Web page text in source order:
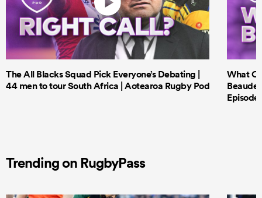
The All Blacks Squad Pick Everyone’s Debating |
44 men to tour South Africa | Aotearoa Rugby Pod
What
Episode
Trending on RugbyPass